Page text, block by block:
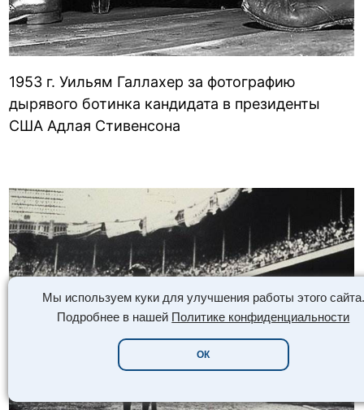
Мы используем куки для улучшения работы этого сайта.
Подробнее в нашей Политике конфиденциальности
ОК
1953 г. Уильям Галлахер за фотографию
дырявого ботинка кандидата в президенты
США Адлая Стивенсона